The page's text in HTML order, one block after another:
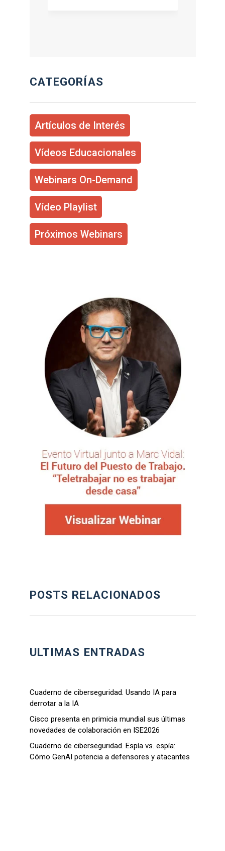
CATEGORÍAS
Artículos de Interés
Vídeos Educacionales
Webinars On-Demand
Vídeo Playlist
Próximos Webinars
POSTS RELACIONADOS
ULTIMAS ENTRADAS
Cuaderno de ciberseguridad. Usando IA para
derrotar a la IA
Cisco presenta en primicia mundial sus últimas
novedades de colaboración en ISE2026
Cuaderno de ciberseguridad. Espía vs. espía:
Cómo GenAI potencia a defensores y atacantes